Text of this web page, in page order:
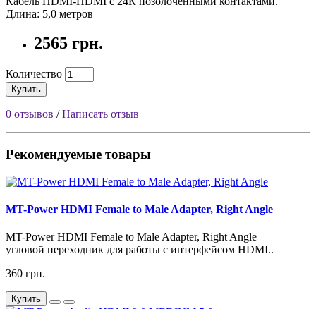
Длина: 5,0 метров
2565 грн.
Количество
Купить
0 отзывов /Написать отзыв
Рекомендуемые товары
MT-Power HDMI Female to Male Adapter, Right Angle
MT-Power HDMI Female to Male Adapter, Right Angle —
угловой переходник для работы с интерфейсом HDMI..
360 грн.
Купить